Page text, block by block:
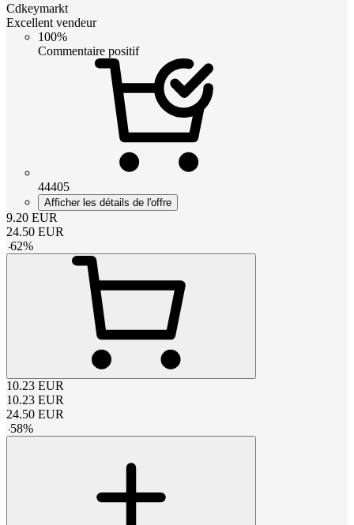
Cdkeymarkt
Excellent vendeur
100%
Commentaire positif
44405
Afficher les détails de l'offre
9.20 EUR
24.50 EUR
-62%
10.23 EUR
10.23 EUR
24.50 EUR
-58%